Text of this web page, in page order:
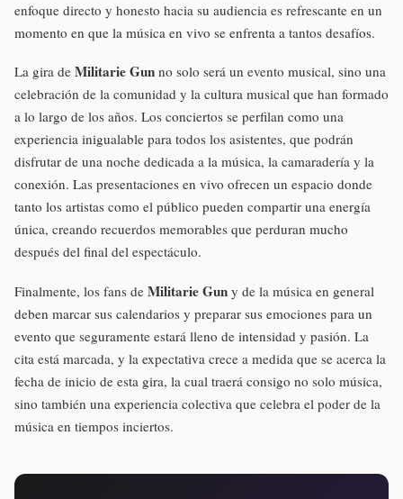
enfoque directo y honesto hacia su audiencia es refrescante en un
momento en que la música en vivo se enfrenta a tantos desafíos.
La gira de Militarie Gun no solo será un evento musical, sino una
celebración de la comunidad y la cultura musical que han formado
a lo largo de los años. Los conciertos se perfilan como una
experiencia inigualable para todos los asistentes, que podrán
disfrutar de una noche dedicada a la música, la camaradería y la
conexión. Las presentaciones en vivo ofrecen un espacio donde
tanto los artistas como el público pueden compartir una energía
única, creando recuerdos memorables que perduran mucho
después del final del espectáculo.
Finalmente, los fans de Militarie Gun y de la música en general
deben marcar sus calendarios y preparar sus emociones para un
evento que seguramente estará lleno de intensidad y pasión. La
cita está marcada, y la expectativa crece a medida que se acerca la
fecha de inicio de esta gira, la cual traerá consigo no solo música,
sino también una experiencia colectiva que celebra el poder de la
música en tiempos inciertos.